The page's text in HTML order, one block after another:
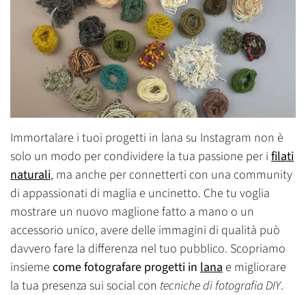
Immortalare i tuoi progetti in lana su Instagram non è
solo un modo per condividere la tua passione per i filati
naturali, ma anche per connetterti con una community
di appassionati di maglia e uncinetto. Che tu voglia
mostrare un nuovo maglione fatto a mano o un
accessorio unico, avere delle immagini di qualità può
davvero fare la differenza nel tuo pubblico. Scopriamo
insieme come fotografare progetti in lana e migliorare
la tua presenza sui social con tecniche di fotografia DIY.